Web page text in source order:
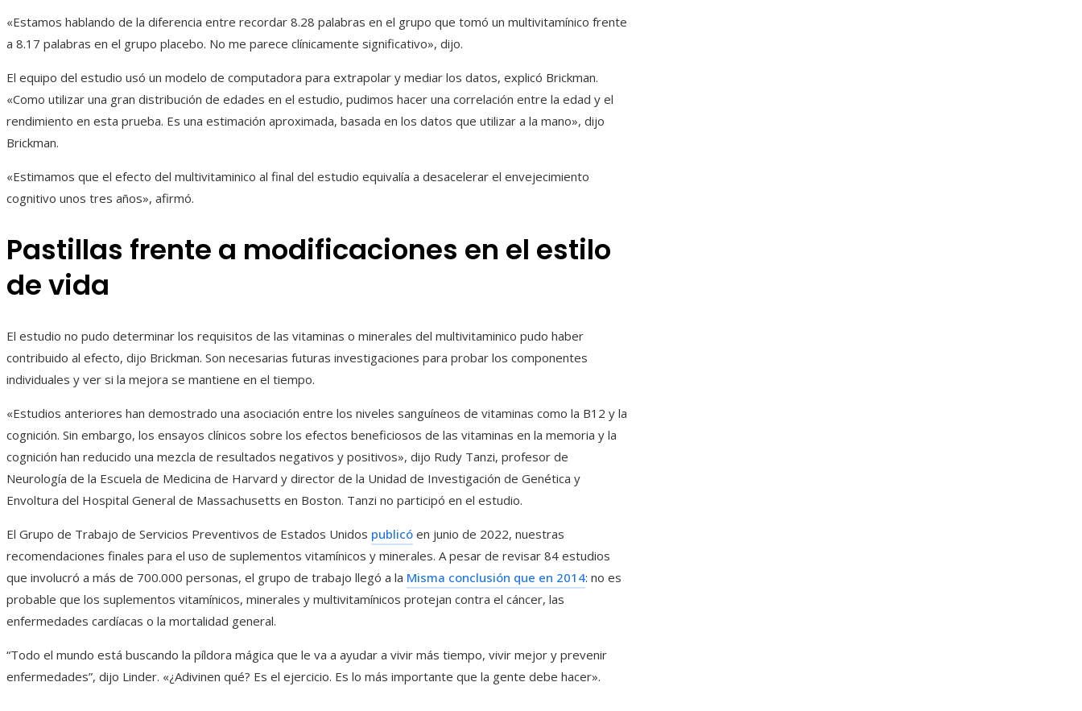
«Estamos hablando de la diferencia entre recordar 8.28 palabras en el grupo que tomó un multivitamínico frente
a 8.17 palabras en el grupo placebo. No me parece clínicamente significativo», dijo.
El equipo del estudio usó un modelo de computadora para extrapolar y mediar los datos, explicó Brickman.
«Como utilizar una gran distribución de edades en el estudio, pudimos hacer una correlación entre la edad y el
rendimiento en esta prueba. Es una estimación aproximada, basada en los datos que utilizar a la mano», dijo
Brickman.
«Estimamos que el efecto del multivitaminico al final del estudio equivalía a desacelerar el envejecimiento
cognitivo unos tres años», afirmó.
Pastillas frente a modificaciones en el estilo
de vida
El estudio no pudo determinar los requisitos de las vitaminas o minerales del multivitaminico pudo haber
contribuido al efecto, dijo Brickman. Son necesarias futuras investigaciones para probar los componentes
individuales y ver si la mejora se mantiene en el tiempo.
«Estudios anteriores han demostrado una asociación entre los niveles sanguíneos de vitaminas como la B12 y la
cognición. Sin embargo, los ensayos clínicos sobre los efectos beneficiosos de las vitaminas en la memoria y la
cognición han reducido una mezcla de resultados negativos y positivos», dijo Rudy Tanzi, profesor de
Neurología de la Escuela de Medicina de Harvard y director de la Unidad de Investigación de Genética y
Envoltura del Hospital General de Massachusetts en Boston. Tanzi no participó en el estudio.
El Grupo de Trabajo de Servicios Preventivos de Estados Unidos publicó en junio de 2022, nuestras
recomendaciones finales para el uso de suplementos vitamínicos y minerales. A pesar de revisar 84 estudios
que involucró a más de 700.000 personas, el grupo de trabajo llegó a la Misma conclusión que en 2014: no es
probable que los suplementos vitamínicos, minerales y multivitamínicos protejan contra el cáncer, las
enfermedades cardíacas o la mortalidad general.
“Todo el mundo está buscando la píldora mágica que le va a ayudar a vivir más tiempo, vivir mejor y prevenir
enfermedades”, dijo Linder. «¿Adivinen qué? Es el ejercicio. Es lo más importante que la gente debe hacer».